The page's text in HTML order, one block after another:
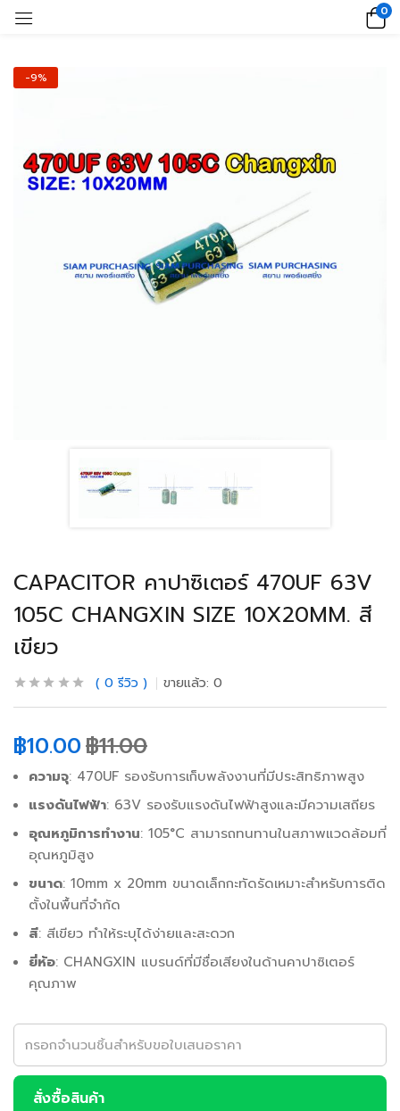
0
-9%
CAPACITOR คาปาซิเตอร์ 470UF 63V
105C CHANGXIN SIZE 10X20MM. สี
เขียว
0 รีวิว ขายแล้ว: 0
฿10.00฿11.00
ความจุ: 470UF รองรับการเก็บพลังงานที่มีประสิทธิภาพสูง
แรงดันไฟฟ้า: 63V รองรับแรงดันไฟฟ้าสูงและมีความเสถียร
อุณหภูมิการทำงาน: 105°C สามารถทนทานในสภาพแวดล้อมที่
อุณหภูมิสูง
ขนาด: 10mm x 20mm ขนาดเล็กกะทัดรัดเหมาะสำหรับการติด
ตั้งในพื้นที่จำกัด
สี: สีเขียว ทำให้ระบุได้ง่ายและสะดวก
ยี่ห้อ: CHANGXIN แบรนด์ที่มีชื่อเสียงในด้านคาปาซิเตอร์
คุณภาพ
สั่งซื้อสินค้า